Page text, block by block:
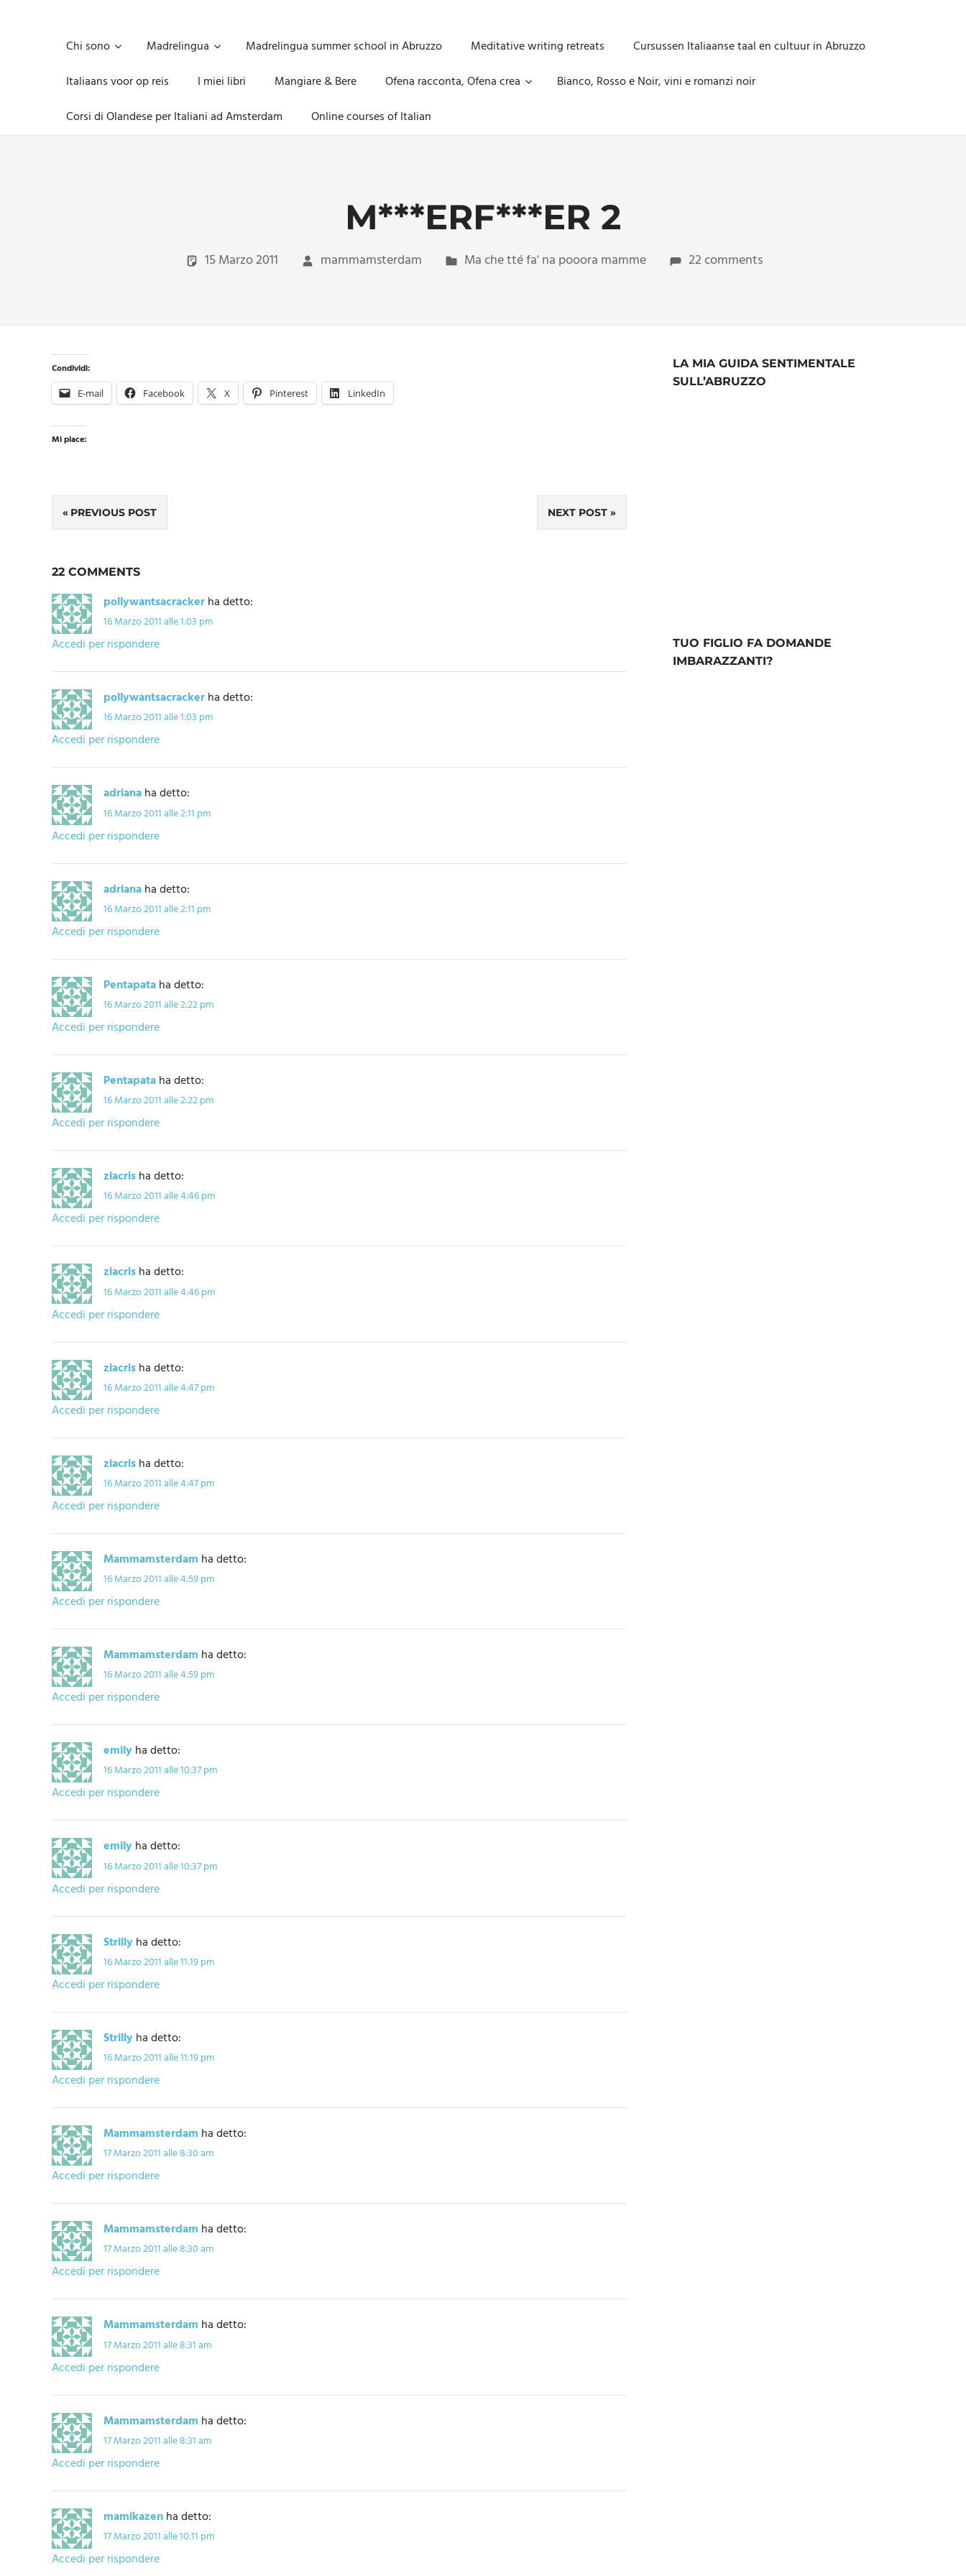
imprescindibile,
inevitabile
Mammamsterdam
oggi
anche
Chi sono Madrelingua Madrelingua summer school in Abruzzo Meditative writing retreats
Cursussen Italiaanse taal en cultuur in Abruzzo
Italiaans voor op reis
I miei libri Mangiare & Bere Ofena racconta, Ofena crea
Bianco, Rosso e Noir, vini e romanzi noir
Corsi di Olandese per Italiani ad Amsterdam
Online courses of Italian
M***ERF***ER 2
15 Marzo 2011 mammamsterdam Ma che tté fa' na pooora mamme 22 comments
Condividi:
E-mail Facebook X Pinterest LinkedIn
Mi piace:
Navigazione
PREVIOUS POST NEXT POST
22 COMMENTS
pollywantsacrackerha detto:
16 Marzo 2011 alle 1:03 pm
Accedi per rispondere
pollywantsacrackerha detto:
16 Marzo 2011 alle 1:03 pm
Accedi per rispondere
adrianaha detto:
16 Marzo 2011 alle 2:11 pm
Accedi per rispondere
adrianaha detto:
16 Marzo 2011 alle 2:11 pm
Accedi per rispondere
Pentapataha detto:
16 Marzo 2011 alle 2:22 pm
Accedi per rispondere
Pentapataha detto:
16 Marzo 2011 alle 2:22 pm
Accedi per rispondere
ziacrisha detto:
16 Marzo 2011 alle 4:46 pm
Accedi per rispondere
ziacrisha detto:
16 Marzo 2011 alle 4:46 pm
Accedi per rispondere
ziacrisha detto:
16 Marzo 2011 alle 4:47 pm
Accedi per rispondere
ziacrisha detto:
16 Marzo 2011 alle 4:47 pm
Accedi per rispondere
Mammamsterdam ha detto:
16 Marzo 2011 alle 4:59 pm
Accedi per rispondere
Mammamsterdam ha detto:
16 Marzo 2011 alle 4:59 pm
Accedi per rispondere
emilyha detto:
16 Marzo 2011 alle 10:37 pm
Accedi per rispondere
emilyha detto:
16 Marzo 2011 alle 10:37 pm
Accedi per rispondere
Strillyha detto:
16 Marzo 2011 alle 11:19 pm
Accedi per rispondere
Strillyha detto:
16 Marzo 2011 alle 11:19 pm
Accedi per rispondere
Mammamsterdam ha detto:
17 Marzo 2011 alle 8:30 am
Accedi per rispondere
Mammamsterdam ha detto:
17 Marzo 2011 alle 8:30 am
Accedi per rispondere
Mammamsterdam ha detto:
17 Marzo 2011 alle 8:31 am
Accedi per rispondere
Mammamsterdam ha detto:
17 Marzo 2011 alle 8:31 am
Accedi per rispondere
mamikazenha detto:
17 Marzo 2011 alle 10:11 pm
Accedi per rispondere
LA MIA GUIDA SENTIMENTALE
SULL’ABRUZZO
TUO FIGLIO FA DOMANDE
IMBARAZZANTI?